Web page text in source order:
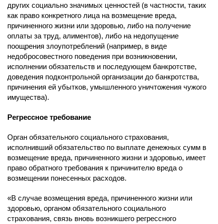
других социально значимых ценностей (в частности, таких
как право конкретного лица на возмещение вреда,
причиненного жизни или здоровью, либо на получение
оплаты за труд, алиментов), либо на недопущение
поощрения злоупотреблений (например, в виде
недобросовестного поведения при возникновении,
исполнении обязательств и последующем банкротстве,
доведения подконтрольной организации до банкротства,
причинения ей убытков, умышленного уничтожения чужого
имущества).
Регрессное требование
Орган обязательного социального страхования,
исполнивший обязательство по выплате денежных сумм в
возмещение вреда, причиненного жизни и здоровью, имеет
право обратного требования к причинителю вреда о
возмещении понесенных расходов.
«В случае возмещения вреда, причиненного жизни или
здоровью, органом обязательного социального
страхования, связь вновь возникшего регрессного